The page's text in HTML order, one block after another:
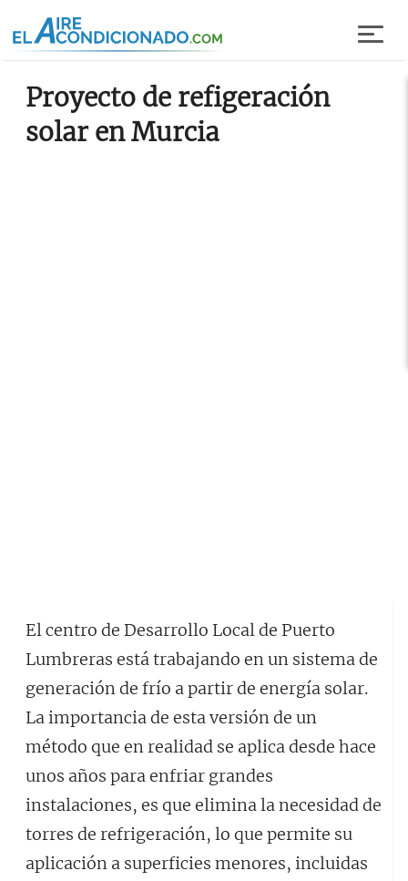
Proyecto de refigeración
solar en Murcia
El centro de Desarrollo Local de Puerto
Lumbreras está trabajando en un sistema de
generación de frío a partir de energía solar.
La importancia de esta versión de un
método que en realidad se aplica desde hace
unos años para enfriar grandes
instalaciones, es que elimina la necesidad de
torres de refrigeración, lo que permite su
aplicación a superficies menores, incluidas